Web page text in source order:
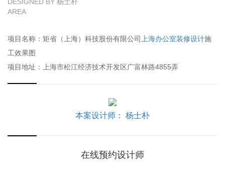
AREA
项目名称：矩省（上海）科技股份有限公司 上海办公室装修设计施
工效果图
项目地址：上海市松江经济技术开发区广富林路4855弄
本案设计师： 杨士朴
在线预约设计师